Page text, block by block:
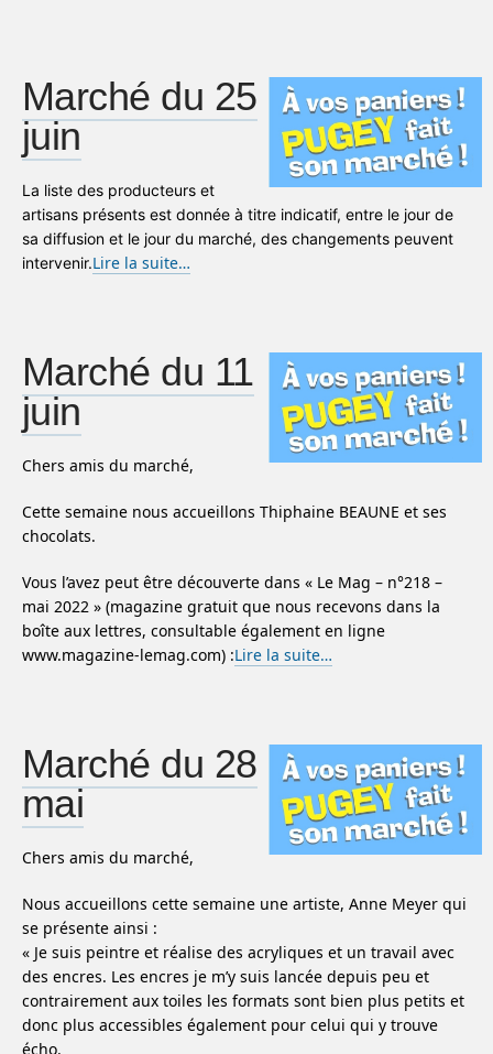
Marché du 25
juin
La liste des producteurs et
artisans présents est donnée à titre indicatif, entre le jour de
sa diffusion et le jour du marché, des changements peuvent
intervenir.Lire la suite…
Marché du 11
juin
Chers amis du marché,
Cette semaine nous accueillons Thiphaine BEAUNE et ses
chocolats.
Vous l’avez peut être découverte dans « Le Mag – n°218 –
mai 2022 » (magazine gratuit que nous recevons dans la
boîte aux lettres, consultable également en ligne
www.magazine-lemag.com) :Lire la suite…
Marché du 28
mai
Chers amis du marché,
Nous accueillons cette semaine une artiste, Anne Meyer qui
se présente ainsi :
« Je suis peintre et réalise des acryliques et un travail avec
des encres. Les encres je m’y suis lancée depuis peu et
contrairement aux toiles les formats sont bien plus petits et
donc plus accessibles également pour celui qui y trouve
écho.